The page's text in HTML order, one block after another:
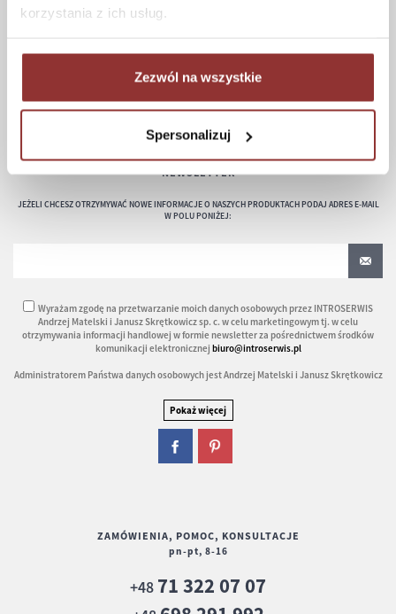
korzystania z ich usług.
Zezwól na wszystkie
Spersonalizuj
Konserwacja i czyszczenie
Zwroty
Kontakt
NEWSLETTER
JEŻELI CHCESZ OTRZYMYWAĆ NOWE INFORMACJE O NASZYCH PRODUKTACH PODAJ ADRES E-MAIL
W POLU PONIŻEJ:
Wyrażam zgodę na przetwarzanie moich danych osobowych przez INTROSERWIS
Andrzej Matelski i Janusz Skrętkowicz sp. c. w celu marketingowym tj. w celu
otrzymywania informacji handlowej w formie newsletter za pośrednictwem środków
komunikacji elektronicznej biuro@introserwis.pl
Administratorem Państwa danych osobowych jest Andrzej Matelski i Janusz Skrętkowicz
ZAMÓWIENIA, POMOC, KONSULTACJE
pn-pt, 8-16
+48 71 322 07 07